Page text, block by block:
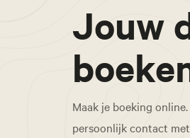
Jouw
Maak je boeking
persoonlijk contact